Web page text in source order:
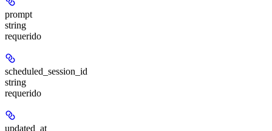
prompt
string
requerido
scheduled_session_id
string
requerido
updated_at